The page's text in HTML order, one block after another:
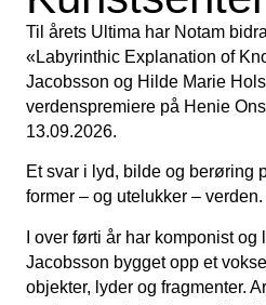
Til årets Ultima har Notam
«Labyrinthic Explanation of
Jacobsson og Hilde Marie
verdenspremiere på Henie
13.09.2026.
Et svar i lyd, bilde og berøring
former – og utelukker – verden.
I over førti år har komponist
Jacobsson bygget opp et
objekter, lyder og fragmenter.